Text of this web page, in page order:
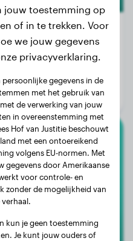
18 kg
4 jaar, 6 maanden
Teef
jouw toestemming op
of in te trekken. Voor
we jouw gegevens
privacyverklaring.
gegevens in de
met het gebruik van
de verwerking van jouw
in overeenstemming met
Hof van Justitie beschouwt
met een ontoereikend
volgens EU-normen. Met
gegevens door Amerikaanse
voor controle- en
zonder de mogelijkheid van
kun je geen toestemming
Je kunt jouw ouders of